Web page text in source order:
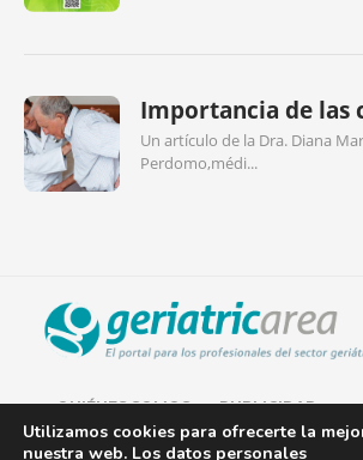
Importancia de las
Un artículo de la Dra. Diana
Perdomo,médi...
QUIÉNES SOMOS PUBLICIDAD
AVISO LEGAL
Utilizamos cookies para ofrecerte la
nuestra web. Los datos personales